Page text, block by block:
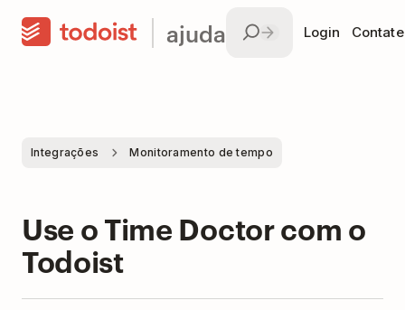
ajuda Login
Integrações Monitoramento de tempo
Use o Time Doctor com o
Todoist